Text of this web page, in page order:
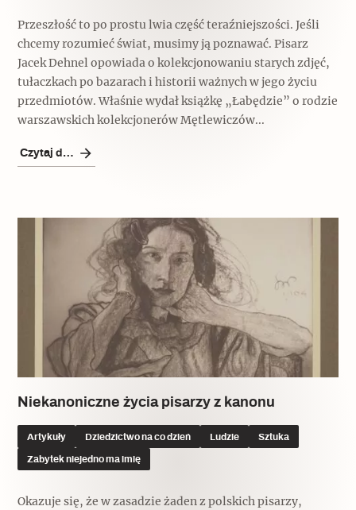
Przeszłość to po prostu lwia część teraźniejszości. Jeśli
chcemy rozumieć świat, musimy ją poznawać. Pisarz
Jacek Dehnel opowiada o kolekcjonowaniu starych zdjęć,
tułaczkach po bazarach i historii ważnych w jego życiu
przedmiotów. Właśnie wydał książkę „Łabędzie” o rodzie
warszawskich kolekcjonerów Mętlewiczów...
Czytaj dalej
Niekanoniczne życia pisarzy z kanonu
Artykuły Dziedzictwo na co dzień Ludzie Sztuka
Zabytek niejedno ma imię
Okazuje się, że w zasadzie żaden z polskich pisarzy,